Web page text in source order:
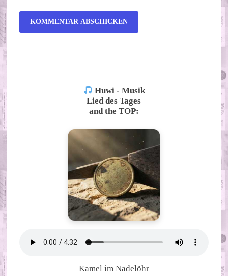
Huwi - Musik
Lied des Tages
and the TOP:
Kamel im Nadelöhr